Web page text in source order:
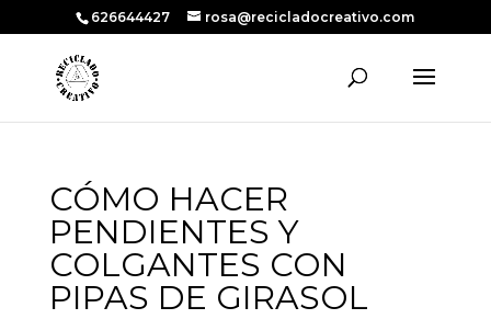
626644427 rosa@recicladocreativo.com
CÓMO HACER
PENDIENTES Y
COLGANTES CON
PIPAS DE GIRASOL